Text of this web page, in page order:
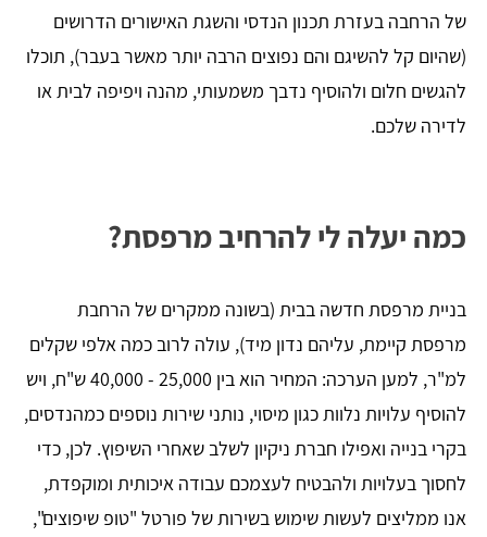
של הרחבה בעזרת תכנון הנדסי והשגת האישורים הדרושים
(שהיום קל להשיגם והם נפוצים הרבה יותר מאשר בעבר), תוכלו
להגשים חלום ולהוסיף נדבך משמעותי, מהנה ויפיפה לבית או
לדירה שלכם.
כמה יעלה לי להרחיב מרפסת?
בניית מרפסת חדשה בבית (בשונה ממקרים של הרחבת
מרפסת קיימת, עליהם נדון מיד), עולה לרוב כמה אלפי שקלים
למ"ר, למען הערכה: המחיר הוא בין 25,000 - 40,000 ש"ח, ויש
להוסיף עלויות נלוות כגון מיסוי, נותני שירות נוספים כמהנדסים,
בקרי בנייה ואפילו חברת ניקיון לשלב שאחרי השיפוץ. לכן, כדי
לחסוך בעלויות ולהבטיח לעצמכם עבודה איכותית ומוקפדת,
אנו ממליצים לעשות שימוש בשירות של פורטל "טופ שיפוצים",